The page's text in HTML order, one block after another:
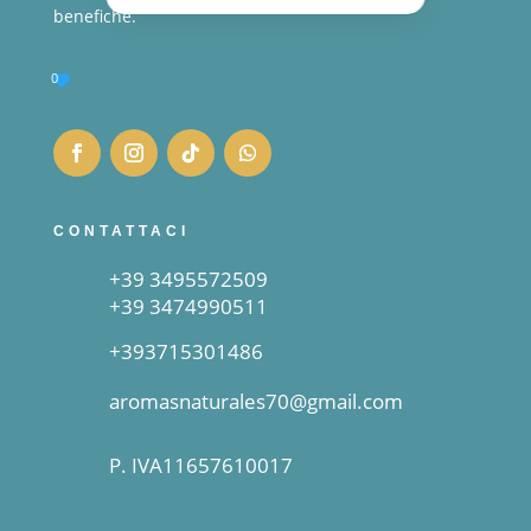
benefiche.
0
CONTATTACI
+39 3495572509
+39 3474990511
+393715301486
aromasnaturales70@gmail.com
P. IVA11657610017